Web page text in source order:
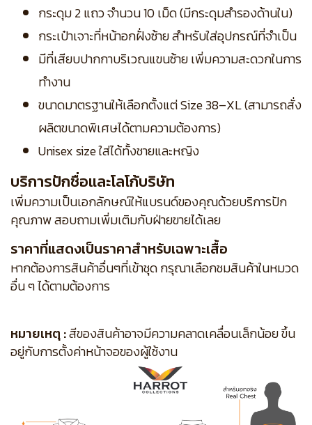
กระดุม 2 แถว จำนวน 10 เม็ด (มีกระดุมสำรองด้านใน)
กระเป๋าเจาะที่หน้าอกฝั่งซ้าย สำหรับใส่อุปกรณ์ที่จำเป็น
มีที่เสียบปากกาบริเวณแขนซ้าย เพิ่มความสะดวกในการ
ทำงาน
ขนาดมาตรฐานให้เลือกตั้งแต่ Size 38–XL (สามารถสั่ง
ผลิตขนาดพิเศษได้ตามความต้องการ)
Unisex size ใส่ได้ทั้งชายและหญิง
บริการปักชื่อและโลโก้บริษัท
เพิ่มความเป็นเอกลักษณ์ให้แบรนด์ของคุณด้วยบริการปัก
คุณภาพ สอบถามเพิ่มเติมกับฝ่ายขายได้เลย
ราคาที่แสดงเป็นราคาสำหรับเฉพาะเสื้อ
หากต้องการสินค้าอื่นๆที่เข้าชุด กรุณาเลือกชมสินค้าในหมวด
อื่น ๆ ได้ตามต้องการ
หมายเหตุ :สีของสินค้าอาจมีความคลาดเคลื่อนเล็กน้อย ขึ้น
อยู่กับการตั้งค่าหน้าจอของผู้ใช้งาน